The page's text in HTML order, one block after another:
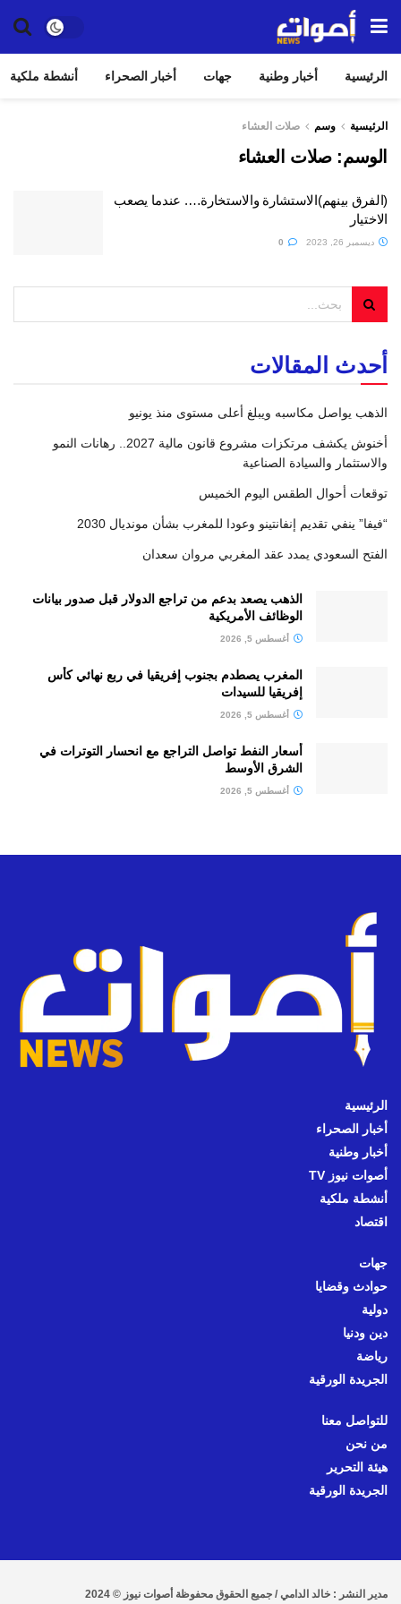
الرئيسية أخبار وطنية جهات أخبار الصحراء أنشطة ملكية
الرئيسية وسم صلات العشاء
الوسم:صلات العشاء
(الفرق بينهم)الاستشارة والاستخارة…. عندما يصعب
الاختيار
ديسمبر 26, 2023
أحدث المقالات
الذهب يواصل مكاسبه ويبلغ أعلى مستوى منذ يونيو
أخنوش يكشف مرتكزات مشروع قانون مالية 2027.. رهانات النمو
والاستثمار والسيادة الصناعية
توقعات أحوال الطقس اليوم الخميس
“فيفا” ينفي تقديم إنفانتينو وعودا للمغرب بشأن مونديال 2030
الفتح السعودي يمدد عقد المغربي مروان سعدان
الذهب يصعد بدعم من تراجع الدولار قبل صدور بيانات
الوظائف الأمريكية
أغسطس 5, 2026
المغرب يصطدم بجنوب إفريقيا في ربع نهائي كأس
إفريقيا للسيدات
أغسطس 5, 2026
أسعار النفط تواصل التراجع مع انحسار التوترات في
الشرق الأوسط
أغسطس 5, 2026
الرئيسية
أخبار الصحراء
أخبار وطنية
أصوات نيوز TV
أنشطة ملكية
اقتصاد
جهات
حوادث وقضايا
دولية
دين ودنيا
رياضة
الجريدة الورقية
للتواصل معنا
من نحن
هيئة التحرير
الجريدة الورقية
مدير النشر : خالد الدامي / جميع الحقوق محفوظة أصوات نيوز © 2024